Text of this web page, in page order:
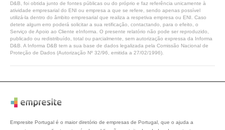
D&B, foi obtida junto de fontes públicas ou do próprio e faz referência unicamente à
atividade empresarial do ENI ou empresa a que se refere, sendo apenas possível
utilizá-la dentro do âmbito empresarial que realiza a respetiva empresa ou ENI. Caso
detete algum erro poderá solicitar a sua retificação, contactando, para o efeito, o
Serviço de Apoio ao Cliente eInforma. O presente relatório não pode ser reproduzido,
publicado ou redistribuído, total ou parcialmente, sem autorização expressa da Informa
D&B. A Informa D&B tem a sua base de dados legalizada pela Comissão Nacional de
Proteção de Dados (Autorização Nº 32/96, emitida a 27/02/1996).
Empresite Portugal é o maior diretório de empresas de Portugal, que o ajuda a